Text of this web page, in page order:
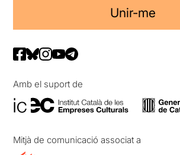
Unir-me
Amb el suport de
Mitjà de comunicació associat a